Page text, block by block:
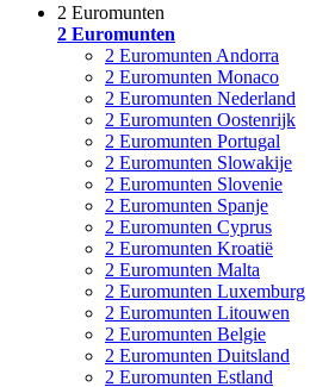
2 Euromunten
2 Euromunten
2 Euromunten Andorra
2 Euromunten Monaco
2 Euromunten Nederland
2 Euromunten Oostenrijk
2 Euromunten Portugal
2 Euromunten Slowakije
2 Euromunten Slovenie
2 Euromunten Spanje
2 Euromunten Cyprus
2 Euromunten Kroatië
2 Euromunten Malta
2 Euromunten Luxemburg
2 Euromunten Litouwen
2 Euromunten Belgie
2 Euromunten Duitsland
2 Euromunten Estland